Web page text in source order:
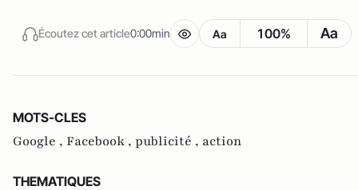
Écoutez cet article0:00min Aa 100% Aa
MOTS-CLES
Google , Facebook , publicité , action
THEMATIQUES